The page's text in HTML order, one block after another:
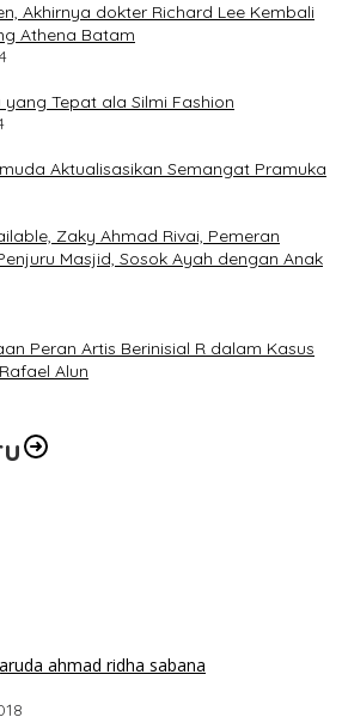
Akhirnya dokter Richard Lee Kembali
Athena Batam
yang Tepat ala Silmi Fashion
Aktualisasikan Semangat Pramuka
Zaky Ahmad Rivai, Pemeran
Masjid, Sosok Ayah dengan Anak
Peran Artis Berinisial R dalam Kasus
Alun